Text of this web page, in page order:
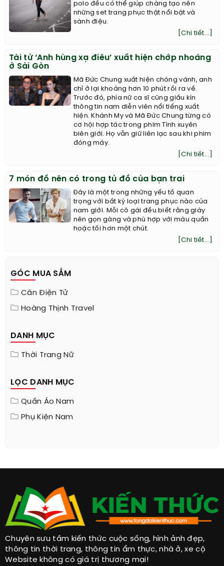
polo đều có thể giúp chàng tạo nên
những set trang phục thật nổi bật và
sành điệu.
[Chi tiết...]
Tài tử ‘Anh hùng xạ điêu’ xuất hiện chớp nhoáng
ở Sài Gòn
Mã Đức Chung xuất hiện chóng vánh, anh
chỉ ở lại khoảng hơn 10 phút rồi ra về.
Trước đó, phía nữ ca sĩ cũng giấu kín
thông tin nam diễn viên nổi tiếng xuất
hiện. Khánh My và Mã Đức Chung từng có
cơ hội hợp tác trong phim Tình xuyên
biên giới. Họ vẫn giữ liên lạc sau khi phim
đóng máy.
[Chi tiết...]
7 món đồ nên có trong tủ đồ của bạn trai
Đây là một trong những yếu tố quan
trọng với bất kỳ loại trang phục nào của
nam giới. Mỗi cô gái đều biết rằng giày
nên gọn gàng và phù hợp với màu quần
hoặc tối hơn một chút.
[Chi tiết...]
GÓC MUA SẮM
Cân Điện Tử
Hoàng Thịnh Travel
DANH MỤC
Thời Trang Nữ
LỌC DANH MỤC
Quần Áo Nam
Phụ Kiện Nam
Chuyên sưu tầm kiến thức cuộc sống, hình ảnh đẹp,
thông tin thời trang, thông tin ẩm thực, nhà ở, xe cộ
Website không có giá trị thương mại!